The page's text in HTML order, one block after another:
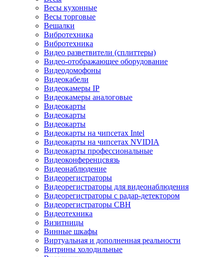
Весы кухонные
Весы торговые
Вешалки
Вибротехника
Вибротехника
Видео разветвители (сплиттеры)
Видео-отображающее оборудование
Видеодомофоны
Видеокабели
Видеокамеры IP
Видеокамеры аналоговые
Видеокарты
Видеокарты
Видеокарты
Видеокарты на чипсетах Intel
Видеокарты на чипсетах NVIDIA
Видеокарты профессиональные
Видеоконференцсвязь
Видеонаблюдение
Видеорегистраторы
Видеорегистраторы для видеонаблюдения
Видеорегистраторы с радар-детектором
Видеорегистраторы СВН
Видеотехника
Визитницы
Винные шкафы
Виртуальная и дополненная реальности
Витрины холодильные